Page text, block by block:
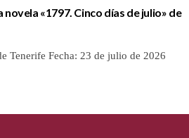
«1797. Cinco días de julio» de
Tenerife Fecha: 23 de julio de 2026